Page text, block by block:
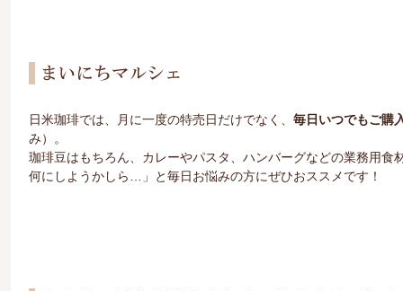
日米珈琲では、月に一度の特売日だけでなく、 毎日いつでもご購
み）。
珈琲豆はもちろん、カレーやパスタ、ハンバーグなどの業務用
何にしようかしら…」と毎日お悩みの方にぜひおススメです！